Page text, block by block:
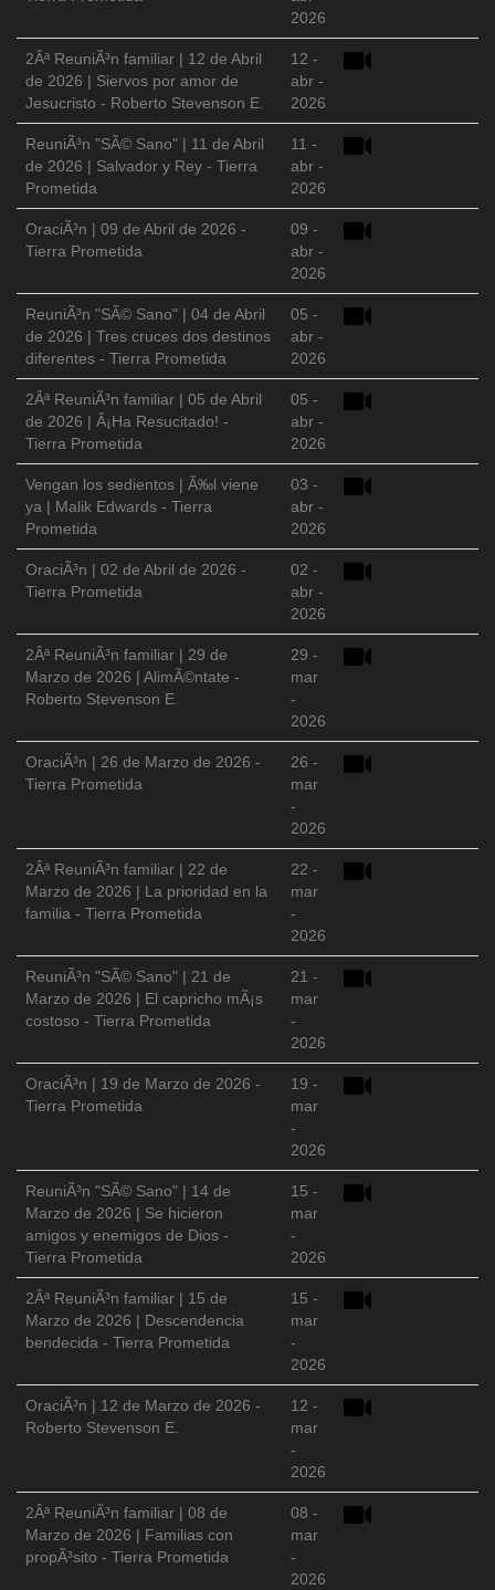
2026
2Âª ReuniÃ³n familiar | 12 de Abril
de 2026 | Siervos por amor de
Jesucristo - Roberto Stevenson E.
12 -
abr -
2026
ReuniÃ³n "SÃ© Sano" | 11 de Abril
de 2026 | Salvador y Rey - Tierra
Prometida
11 -
abr -
2026
OraciÃ³n | 09 de Abril de 2026 -
Tierra Prometida
09 -
abr -
2026
ReuniÃ³n "SÃ© Sano" | 04 de Abril
de 2026 | Tres cruces dos destinos
diferentes - Tierra Prometida
05 -
abr -
2026
2Âª ReuniÃ³n familiar | 05 de Abril
de 2026 | Â¡Ha Resucitado! -
Tierra Prometida
05 -
abr -
2026
Vengan los sedientos | Ã‰l viene
ya | Malik Edwards - Tierra
Prometida
03 -
abr -
2026
OraciÃ³n | 02 de Abril de 2026 -
Tierra Prometida
02 -
abr -
2026
2Âª ReuniÃ³n familiar | 29 de
Marzo de 2026 | AlimÃ©ntate -
Roberto Stevenson E.
29 -
mar
-
2026
OraciÃ³n | 26 de Marzo de 2026 -
Tierra Prometida
26 -
mar
-
2026
2Âª ReuniÃ³n familiar | 22 de
Marzo de 2026 | La prioridad en la
familia - Tierra Prometida
22 -
mar
-
2026
ReuniÃ³n "SÃ© Sano" | 21 de
Marzo de 2026 | El capricho mÃ¡s
costoso - Tierra Prometida
21 -
mar
-
2026
OraciÃ³n | 19 de Marzo de 2026 -
Tierra Prometida
19 -
mar
-
2026
ReuniÃ³n "SÃ© Sano" | 14 de
Marzo de 2026 | Se hicieron
amigos y enemigos de Dios -
Tierra Prometida
15 -
mar
-
2026
2Âª ReuniÃ³n familiar | 15 de
Marzo de 2026 | Descendencia
bendecida - Tierra Prometida
15 -
mar
-
2026
OraciÃ³n | 12 de Marzo de 2026 -
Roberto Stevenson E.
12 -
mar
-
2026
2Âª ReuniÃ³n familiar | 08 de
Marzo de 2026 | Familias con
propÃ³sito - Tierra Prometida
08 -
mar
-
2026